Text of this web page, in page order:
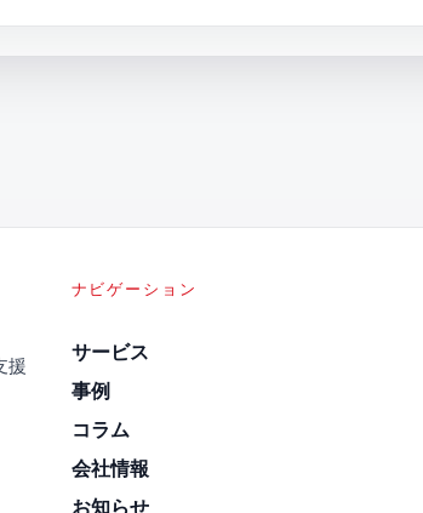
援
ナビゲーション
サービス
事例
コラム
会社情報
お知らせ